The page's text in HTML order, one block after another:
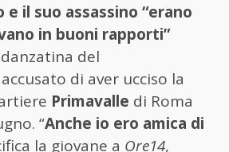
e il suo assassino “erano
in buoni rapporti”
del
di aver ucciso la
Primavalle di Roma
“Anche io ero amica di
la giovane a Ore14,